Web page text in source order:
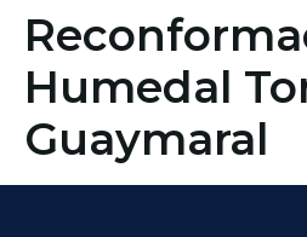
contenido
Humedal
Guaymaral